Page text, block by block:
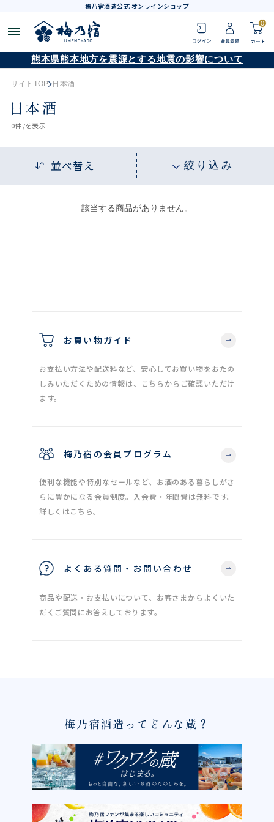
梅乃宿酒造公式 オンラインショップ
0
熊本県熊本地方を震源とする地震の影響について
サイトTOP 日本酒
日本酒
0件 /を表示
並べ替え 絞り込み
該当する商品がありません。
お買い物ガイド
お支払い方法や配送料など、安心してお買い物をおたの
しみいただくための情報は、こちらからご確認いただけ
ます。
梅乃宿の会員プログラム
便利な機能や特別なセールなど、お酒のある暮らしがさ
らに豊かになる会員制度。入会費・年間費は無料です。
詳しくはこちら。
よくある質問・お問い合わせ
商品や配送・お支払いについて、お客さまからよくいた
だくご質問にお答えしております。
梅乃宿酒造ってどんな蔵？